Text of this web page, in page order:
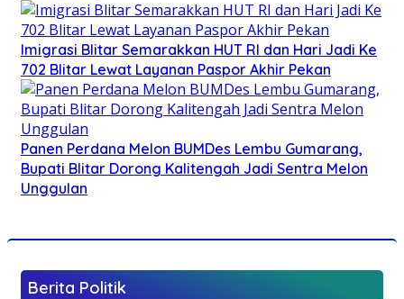
Imigrasi Blitar Semarakkan HUT RI dan Hari Jadi Ke
702 Blitar Lewat Layanan Paspor Akhir Pekan
Panen Perdana Melon BUMDes Lembu Gumarang,
Bupati Blitar Dorong Kalitengah Jadi Sentra Melon
Unggulan
Berita Politik